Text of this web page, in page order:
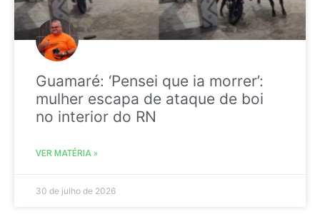
Guamaré: ‘Pensei que ia morrer’:
mulher escapa de ataque de boi
no interior do RN
VER MATÉRIA »
30 de julho de 2026